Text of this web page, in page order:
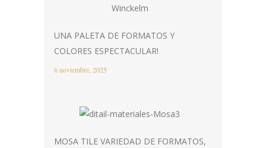
UNA PALETA DE FORMATOS Y
COLORES ESPECTACULAR!
6 noviembre, 2025
MOSA TILE VARIEDAD DE FORMATOS,